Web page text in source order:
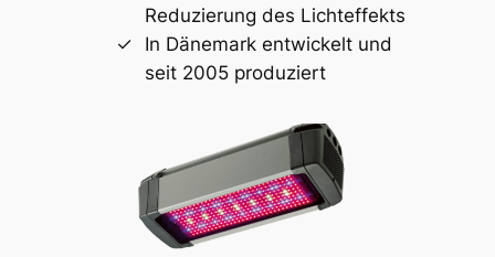
Reduzierung des Lichteffekts
In Dänemark entwickelt und
seit 2005 produziert